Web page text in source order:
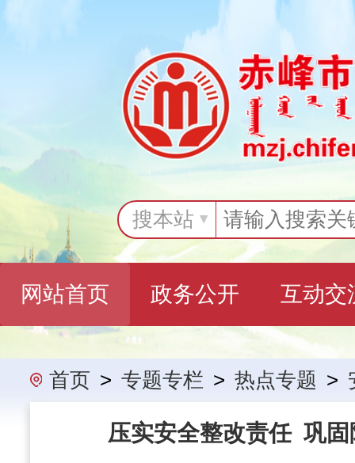
搜本站
网站首页 政务公开 互动交
办事指南 民政要闻 机构概
首页 > 专题专栏 > 热点专题 >
压实安全整改责任 巩